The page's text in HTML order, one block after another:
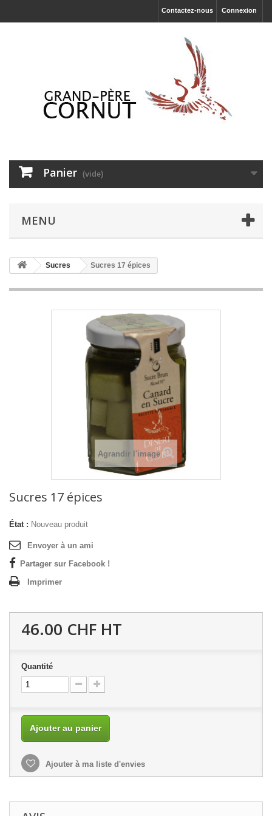
Connexion
Contactez-nous
Panier (vide)
MENU
Sucres Sucres 17 épices
Agrandir l'image
Sucres 17 épices
État : Nouveau produit
Envoyer à un ami
Partager sur Facebook !
Imprimer
46.00 CHF HT
Quantité
Ajouter au panier
Ajouter à ma liste d'envies